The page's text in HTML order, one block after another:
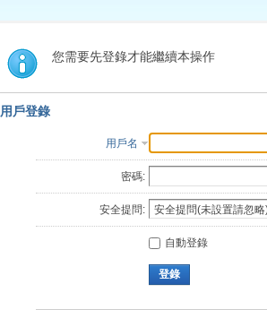
索
您需要先登錄才能繼續本操作
用戶登錄
用戶名
密碼:
安全提問:
自動登錄
登錄